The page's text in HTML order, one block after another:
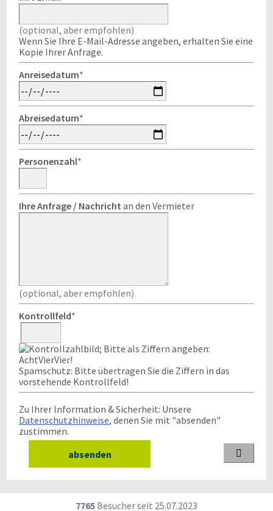
(optional, aber empfohlen)
Wenn Sie Ihre E-Mail-Adresse angeben, erhalten Sie eine
Kopie Ihrer Anfrage.
Anreisedatum*
Abreisedatum*
Personenzahl*
Ihre Anfrage / Nachricht an den Vermieter
(optional, aber empfohlen)
Kontrollfeld*
Spamschutz: Bitte übertragen Sie die Ziffern in das
vorstehende Kontrollfeld!
Zu Ihrer Information & Sicherheit: Unsere
Datenschutzhinweise, denen Sie mit "absenden"
zustimmen.

7765 Besucher seit 25.07.2023